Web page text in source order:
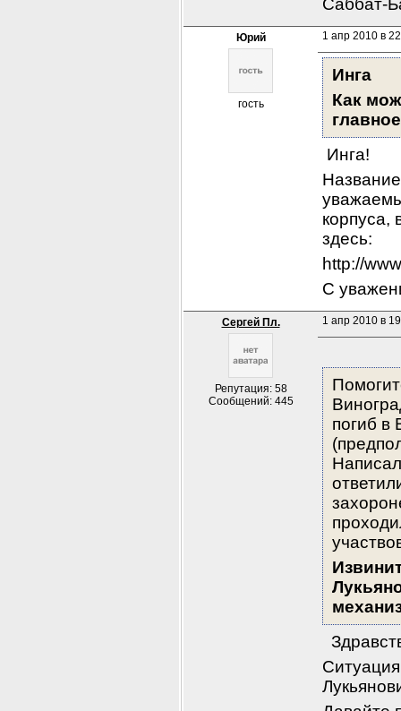
Саббат-
Юрий
гость
1 апр 2010 в
Инга
Как
Инга!
корпуса,
здесь:
http://
С
Сергей Пл.
Репутация: 58
Сообщений: 445
1 апр 2010 в
погиб в